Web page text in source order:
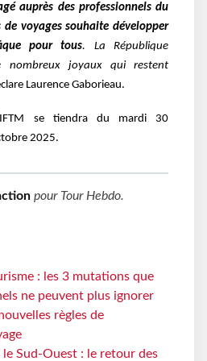
auprès des professionnels du
voyages souhaite développer
pour tous. La République
nombreux joyaux qui restent
Laurence Gaborieau.
se tiendra du mardi 30
2025.
pour Tour Hebdo.
: les 3 mutations que
ne peuvent plus ignorer
règles de
le Sud-Ouest : le retour des